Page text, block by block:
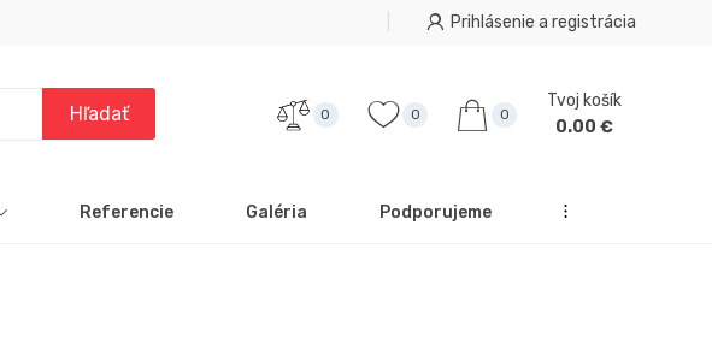
Prihlásenie a registrácia
0 0 0
Tvoj košík
0.00 €
Referencie Galéria Podporujeme